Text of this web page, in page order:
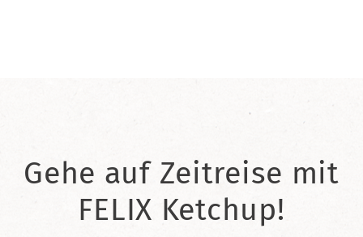
Gehe auf Zeitreise mit
FELIX Ketchup!